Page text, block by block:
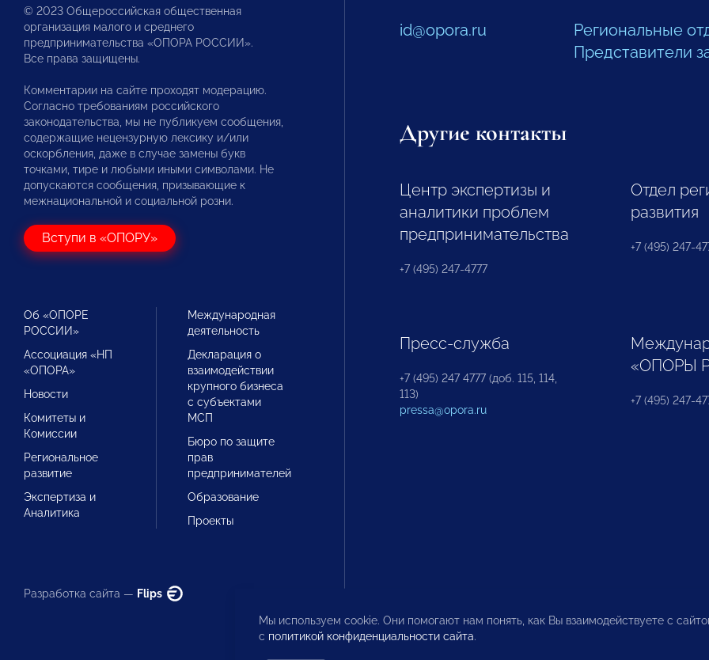
© 2023 Общероссийская общественная
организация малого и среднего
предпринимательства «ОПОРА РОССИИ».
Все права защищены.
Комментарии на сайте проходят модерацию.
Согласно требованиям российского
законодательства, мы не публикуем сообщения,
содержащие нецензурную лексику и/или
оскорбления, даже в случае замены букв
точками, тире и любыми иными символами. Не
допускаются сообщения, призывающие к
межнациональной и социальной розни.
Вступи в «ОПОРУ»
Об «ОПОРЕ
РОССИИ»
Ассоциация «НП
«ОПОРА»
Новости
Комитеты и
Комиссии
Региональное
развитие
Экспертиза и
Аналитика
Международная
деятельность
Декларация о
взаимодействии
крупного бизнеса
с субъектами
МСП
Бюро по защите
прав
предпринимателей
Образование
Проекты
Разработка сайта — Flips
id@opora.ru
Региональные
Представители
Другие контакты
Центр экспертизы и
аналитики проблем
предпринимательства
+7 (495) 247-4777
Отдел
развития
+7 (495) 247-
Пресс-служба
+7 (495) 247 4777 (доб. 115, 114,
113)
pressa@opora.ru
«ОПОРЫ
+7 (495) 247-
Мы используем cookie. Они помогают нам понять, как Вы взаимодействуете с
с политикой конфиденциальности сайта.